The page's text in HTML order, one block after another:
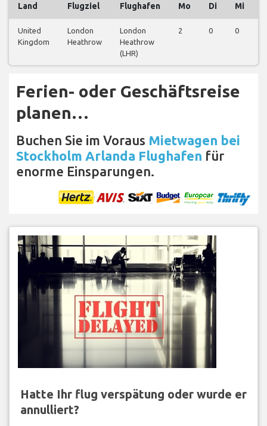
Land Flugziel Flughafen Mo Di Mi
United
Kingdom
London
Heathrow
London
Heathrow
(LHR)
2 0 0
Ferien- oder Geschäftsreise
planen…
Buchen Sie im Voraus Mietwagen bei
Stockholm Arlanda Flughafen für
enorme Einsparungen.
Hatte Ihr flug verspätung oder wurde er
annulliert?